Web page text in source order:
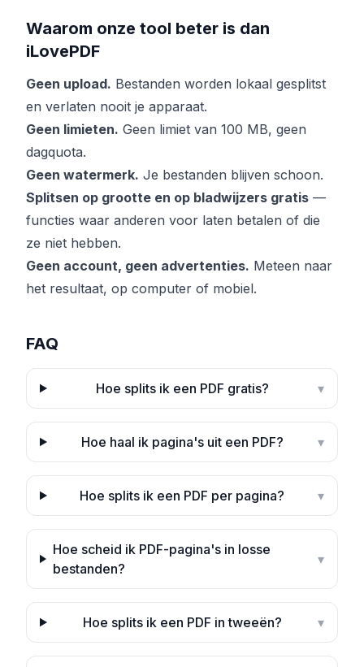
Waarom onze tool beter is dan
iLovePDF
Geen upload. Bestanden worden lokaal gesplitst
en verlaten nooit je apparaat.
Geen limieten. Geen limiet van 100 MB, geen
dagquota.
Geen watermerk. Je bestanden blijven schoon.
Splitsen op grootte en op bladwijzers gratis —
functies waar anderen voor laten betalen of die
ze niet hebben.
Geen account, geen advertenties. Meteen naar
het resultaat, op computer of mobiel.
FAQ
Hoe splits ik een PDF gratis? ▾
Hoe haal ik pagina's uit een PDF? ▾
Hoe splits ik een PDF per pagina? ▾
Hoe scheid ik PDF-pagina's in losse
bestanden?
▾
Hoe splits ik een PDF in tweeën? ▾